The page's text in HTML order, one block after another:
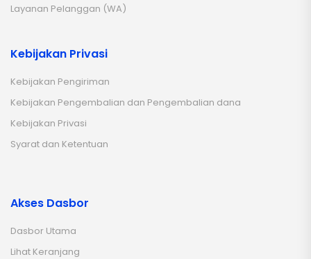
Layanan Pelanggan (WA)
Kebijakan Privasi
Kebijakan Pengiriman
Kebijakan Pengembalian dan Pengembalian dana
Kebijakan Privasi
Syarat dan Ketentuan
Akses Dasbor
Dasbor Utama
Lihat Keranjang